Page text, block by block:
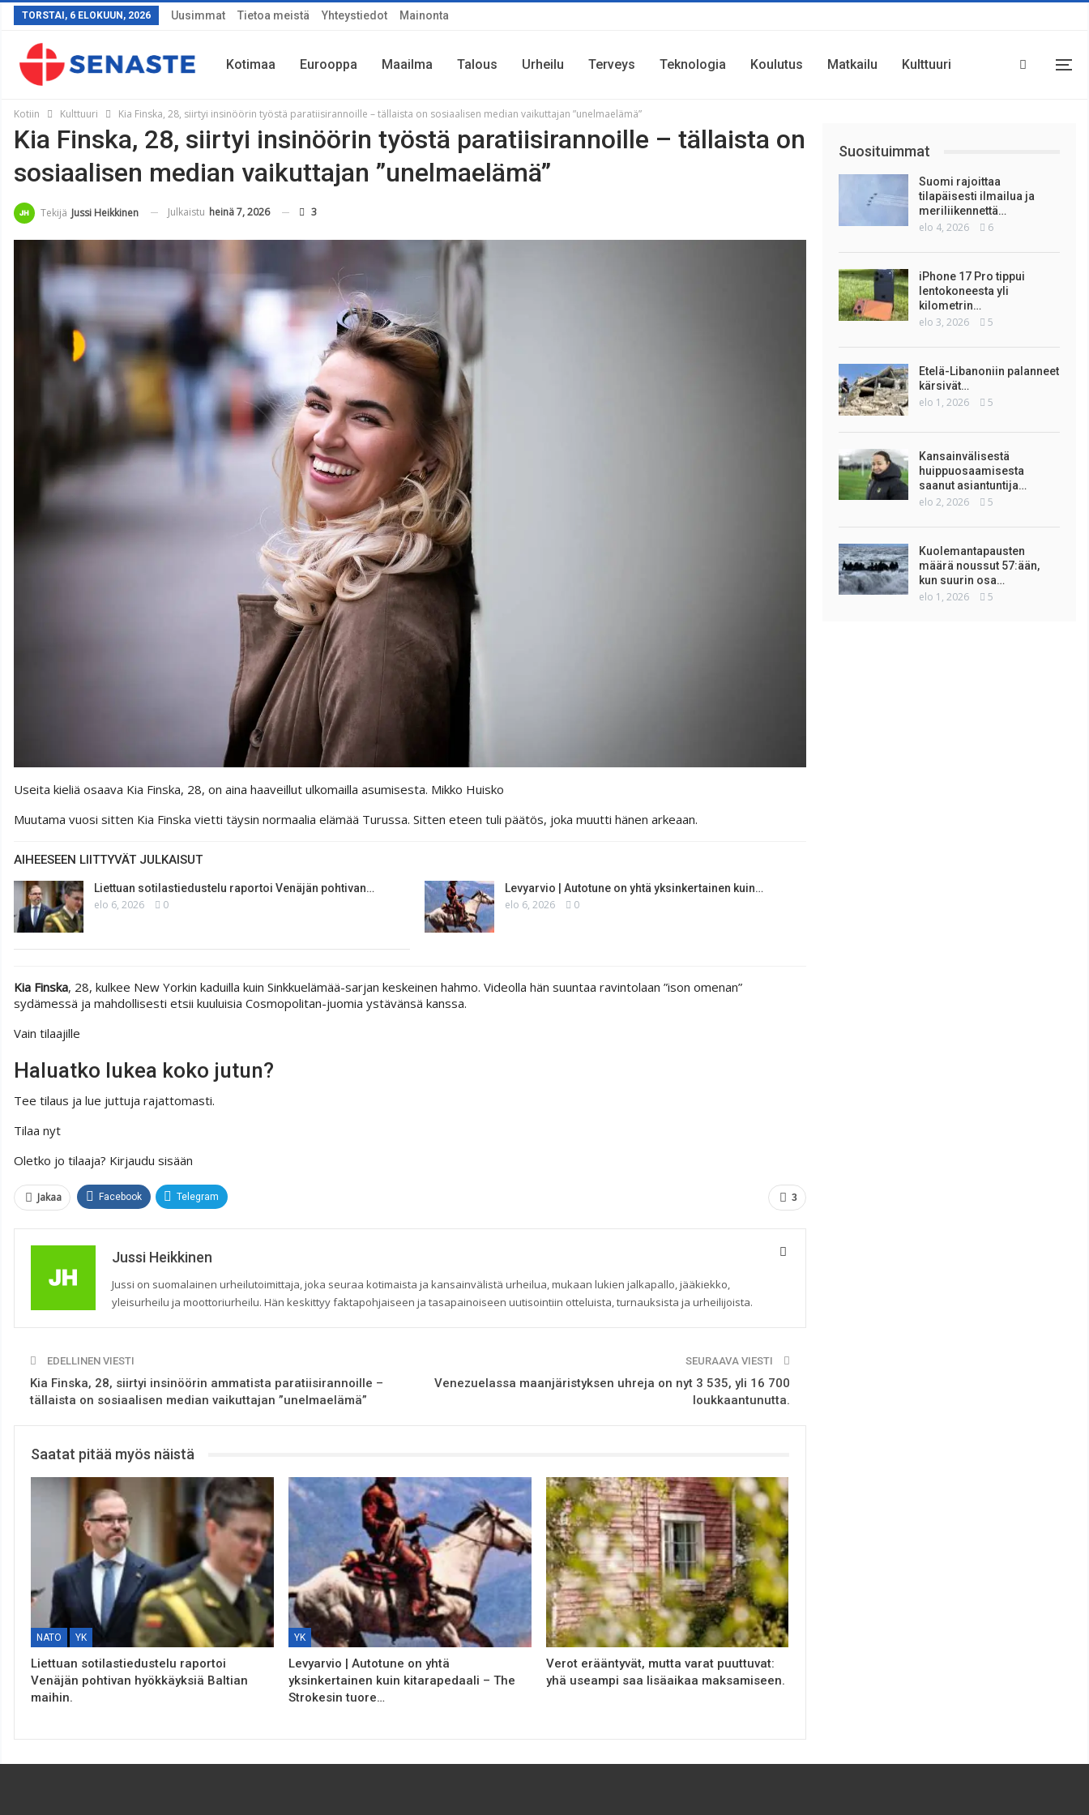
TORSTAI, 6 ELOKUUN, 2026 Uusimmat Tietoa meistä Yhteystiedot Mainonta
Kotimaa Eurooppa Maailma Talous Urheilu Terveys Teknologia Koulutus Matkailu Kulttuuri
Sää
Kotiin Kulttuuri Kia Finska, 28, siirtyi insinöörin työstä paratiisirannoille – tällaista on sosiaalisen median vaikuttajan ”unelmaelämä”
Kia Finska, 28, siirtyi insinöörin työstä paratiisirannoille – tällaista on
sosiaalisen median vaikuttajan ”unelmaelämä”
Tekijä Jussi Heikkinen Julkaistu heinä 7, 2026 3
Useita kieliä osaava Kia Finska, 28, on aina haaveillut ulkomailla asumisesta. Mikko Huisko
Muutama vuosi sitten Kia Finska vietti täysin normaalia elämää Turussa. Sitten eteen tuli päätös, joka muutti hänen arkeaan.
AIHEESEEN LIITTYVÄT JULKAISUT
Liettuan sotilastiedustelu raportoi Venäjän pohtivan…
elo 6, 2026 0
Levyarvio | Autotune on yhtä yksinkertainen kuin…
elo 6, 2026 0
Kia Finska, 28, kulkee New Yorkin kaduilla kuin Sinkkuelämää-sarjan keskeinen hahmo. Videolla hän suuntaa ravintolaan ”ison omenan”
sydämessä ja mahdollisesti etsii kuuluisia Cosmopolitan-juomia ystävänsä kanssa.
Vain tilaajille
Haluatko lukea koko jutun?
Tee tilaus ja lue juttuja rajattomasti.
Tilaa nyt
Oletko jo tilaaja? Kirjaudu sisään
3
Jakaa Facebook Telegram
Jussi Heikkinen
Jussi on suomalainen urheilutoimittaja, joka seuraa kotimaista ja kansainvälistä urheilua, mukaan lukien jalkapallo, jääkiekko,
yleisurheilu ja moottoriurheilu. Hän keskittyy faktapohjaiseen ja tasapainoiseen uutisointiin otteluista, turnauksista ja urheilijoista.
EDELLINEN VIESTI
Kia Finska, 28, siirtyi insinöörin ammatista paratiisirannoille –
tällaista on sosiaalisen median vaikuttajan ”unelmaelämä”
SEURAAVA VIESTI
Venezuelassa maanjäristyksen uhreja on nyt 3 535, yli 16 700
loukkaantunutta.
Saatat pitää myös näistä
NATO YK
Liettuan sotilastiedustelu raportoi
Venäjän pohtivan hyökkäyksiä Baltian
maihin.
YK
Levyarvio | Autotune on yhtä
yksinkertainen kuin kitarapedaali – The
Strokesin tuore…
Verot erääntyvät, mutta varat puuttuvat:
yhä useampi saa lisäaikaa maksamiseen.
Suosituimmat
Suomi rajoittaa
tilapäisesti ilmailua ja
meriliikennettä…
elo 4, 2026 6
iPhone 17 Pro tippui
lentokoneesta yli
kilometrin…
elo 3, 2026 5
Etelä-Libanoniin palanneet
kärsivät…
elo 1, 2026 5
Kansainvälisestä
huippuosaamisesta
saanut asiantuntija…
elo 2, 2026 5
Kuolemantapausten
määrä noussut 57:ään,
kun suurin osa…
elo 1, 2026 5